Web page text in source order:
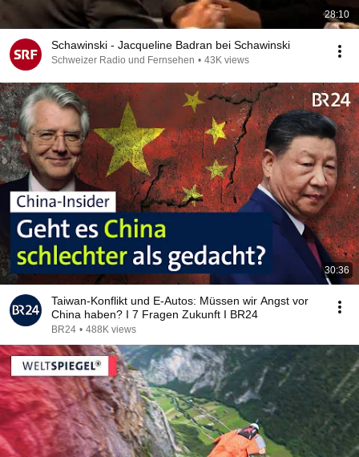
28:10
Schawinski - Jacqueline Badran bei Schawinski
Schweizer Radio und Fernsehen • 43K views
30:36
Taiwan-Konflikt und E-Autos: Müssen wir Angst vor
China haben? I 7 Fragen Zukunft I BR24
BR24 • 488K views